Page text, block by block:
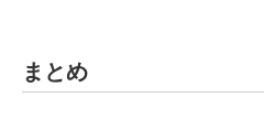
まとめ